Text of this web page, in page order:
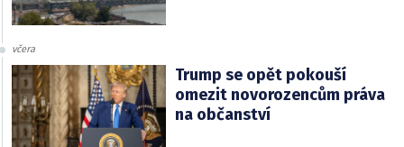
včera
Trump se opět pokouší
omezit novorozencům práva
na občanství